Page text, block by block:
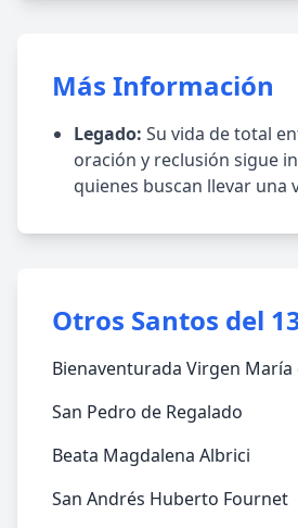
Más Información
Legado: Su vida de total
oración y reclusión sigue
quienes buscan llevar una
Otros Santos del
Bienaventurada Virgen María
San Pedro de Regalado
Beata Magdalena Albrici
San Andrés Huberto Fournet